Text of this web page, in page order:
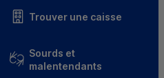
Trouver une caisse
Sourds et
malentendants